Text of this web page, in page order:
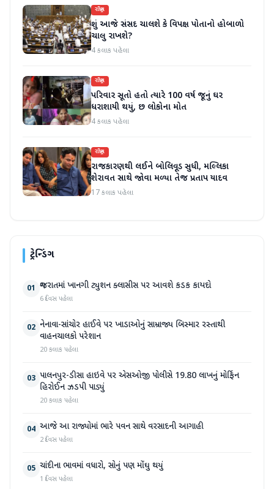
રાષ્ટ્રીય
શું આજે સંસદ ચાલશે કે વિપક્ષ પોતાનો હોબાળો
ચાલુ રાખશે?
4 કલાક પહેલા
રાષ્ટ્રીય
પરિવાર સૂતો હતો ત્યારે 100 વર્ષ જૂનું ઘર
ધરાશાયી થયું, છ લોકોના મોત
4 કલાક પહેલા
રાષ્ટ્રીય
રાજકારણથી લઈને બોલિવૂડ સુધી, મલ્લિકા
શેરાવત સાથે જોવા મળ્યા તેજ પ્રતાપ યાદવ
17 કલાક પહેલા
ટ્રેન્ડિંગ
01 ગુજરાતમાં ખાનગી ટ્યુશન ક્લાસીસ પર આવશે કડક કાયદો
6 દિવસ પહેલા
02 નેનાવા-સાંચોર હાઈવે પર ખાડાઓનું સામ્રાજ્ય બિસ્માર રસ્તાથી
વાહનચાલકો પરેશાન
20 કલાક પહેલા
03 પાલનપુર-ડીસા હાઇવે પર એસઓજી પોલીસે 19.80 લાખનું મોર્ફિન
હિરોઈન ઝડપી પાડ્યું
20 કલાક પહેલા
04 આજે આ રાજ્યોમાં ભારે પવન સાથે વરસાદની આગાહી
2 દિવસ પહેલા
05 ચાંદીના ભાવમાં વધારો, સોનું પણ મોંઘુ થયું
1 દિવસ પહેલા